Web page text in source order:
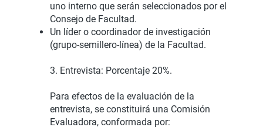
uno interno que serán seleccionados por el
Consejo de Facultad.
Un líder o coordinador de investigación
(grupo-semillero-línea) de la Facultad.
3. Entrevista: Porcentaje 20%.
Para efectos de la evaluación de la
entrevista, se constituirá una Comisión
Evaluadora, conformada por: